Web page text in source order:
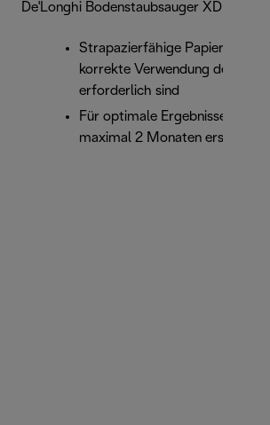
De'Longhi Bodenstaubsauger XD … XW
Strapazierfähige
korrekte Verwendung der
erforderlich sind
Für optimale Ergebnisse den
maximal 2 Monaten ersetzen